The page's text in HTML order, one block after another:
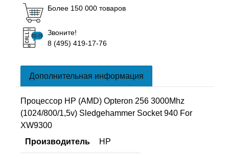
Более 150 000 товаров
Звоните!
8 (495) 419-17-76
Дополнительная информация
Процессор HP (AMD) Opteron 256 3000Mhz
(1024/800/1,5v) Sledgehammer Socket 940 For
XW9300
Производитель
HP